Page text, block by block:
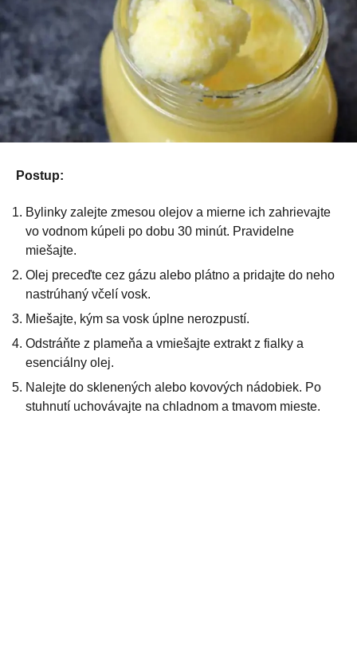
Postup:
Bylinky zalejte zmesou olejov a mierne ich zahrievajte
vo vodnom kúpeli po dobu 30 minút. Pravidelne
miešajte.
Olej preceďte cez gázu alebo plátno a pridajte do neho
nastrúhaný včelí vosk.
Miešajte, kým sa vosk úplne nerozpustí.
Odstráňte z plameňa a vmiešajte extrakt z fialky a
esenciálny olej.
Nalejte do sklenených alebo kovových nádobiek. Po
stuhnutí uchovávajte na chladnom a tmavom mieste.